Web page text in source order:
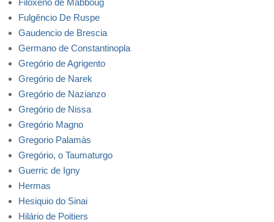
Filoxeno de Mabboug
Fulgêncio De Ruspe
Gaudencio de Brescia
Germano de Constantinopla
Gregório de Agrigento
Gregório de Narek
Gregório de Nazianzo
Gregório de Nissa
Gregório Magno
Gregorio Palamàs
Gregório, o Taumaturgo
Guerric de Igny
Hermas
Hesiquio do Sinai
Hilário de Poitiers